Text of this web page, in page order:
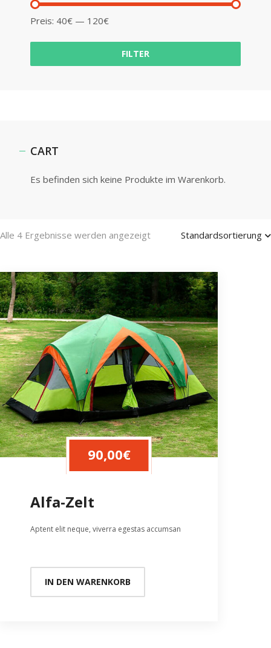
FILTER
Preis: 40€ — 120€
CART
Es befinden sich keine Produkte im Warenkorb.
Alle 4 Ergebnisse werden angezeigt Standardsortierung
Alfa-Zelt
90,00€
Aptent elit neque, viverra egestas accumsan
IN DEN WARENKORB